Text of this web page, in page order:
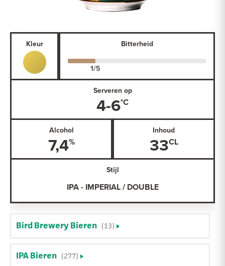
Kleur Bitterheid
Serveren op
4-6
Alcohol
7,4
Inhoud
33
Stijl
IPA - IMPERIAL / DOUBLE
Bird Brewery Bieren (13)
IPA Bieren (277)